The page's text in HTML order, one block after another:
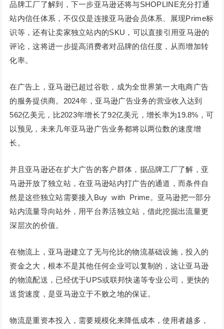
品牌工厂了解到，下一步亚马逊还将与SHOPLINE充分打通
站内信任体系，不仅仅是连接亚马逊会员体系、展现Prime标
识等，还有让卖家独立站内的SKU，可以直接引用亚马逊的
评论，这将进一步提高消费者对品牌的信任度，从而增加转
化率。
在广告上，亚马逊已超过谷歌，成为全世界第一大电商广告
的服务提供商。2024年，亚马逊广告业务的营业收入达到
562亿美元，比2023年增长了92亿美元，增长率为19.8%，可
以预见，未来几年亚马逊广告业务都将以两位数的速度增
长。
并且亚马逊还在扩大广告的客户群体，据品牌工厂了解，亚
马逊开放了独立站，在亚马逊站内打广告的通道，而条件自
然是这些独立站需要接入Buy with Prime。亚马逊把一部分
站内流量导向站外，用平台养活独立站，借此挖掘出流量更
深层次的价值。
在物流上，亚马逊建立了无与伦比的物流基础设施，投入的
资金之大，根本不是其他任何企业可以复制的，这让亚马逊
的物流配送，已经优于UPS或联邦快递等专业公司，更快的
送货速度，是亚马逊立于不败之地的保证。
物流是重资本投入，需要规模化来降低成本，使用者越多，